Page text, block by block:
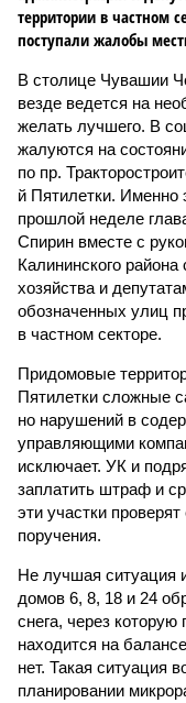
территории в частном
поступали жалобы
В столице Чувашии
везде ведется на
желать лучшего. В
жалуются на
по пр.
й Пятилетки. Именно
прошлой неделе
Спирин вместе с
Калининского
хозяйства и
обозначенных улиц
в частном секторе.
Придомовые
Пятилетки сложные
но нарушений в
управляющими
исключает. УК и
заплатить штраф и
эти участки
поручения.
Не лучшая ситуация
домов 6, 8, 18 и 24
снега, через
находится на
нет. Такая ситуация
планировании